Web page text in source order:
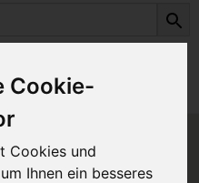
Cookie-
Cookies und
Ihnen ein besseres
Bolognese